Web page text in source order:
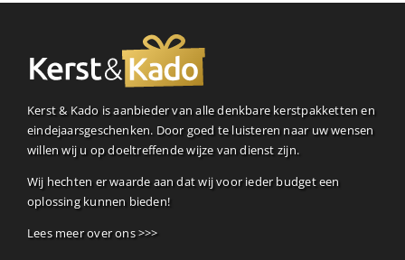
Kerst & Kado is aanbieder van alle denkbare kerstpakketten en
eindejaarsgeschenken. Door goed te luisteren naar uw wensen
willen wij u op doeltreffende wijze van dienst zijn.
Wij hechten er waarde aan dat wij voor ieder budget een
oplossing kunnen bieden!
Lees meer over ons >>>